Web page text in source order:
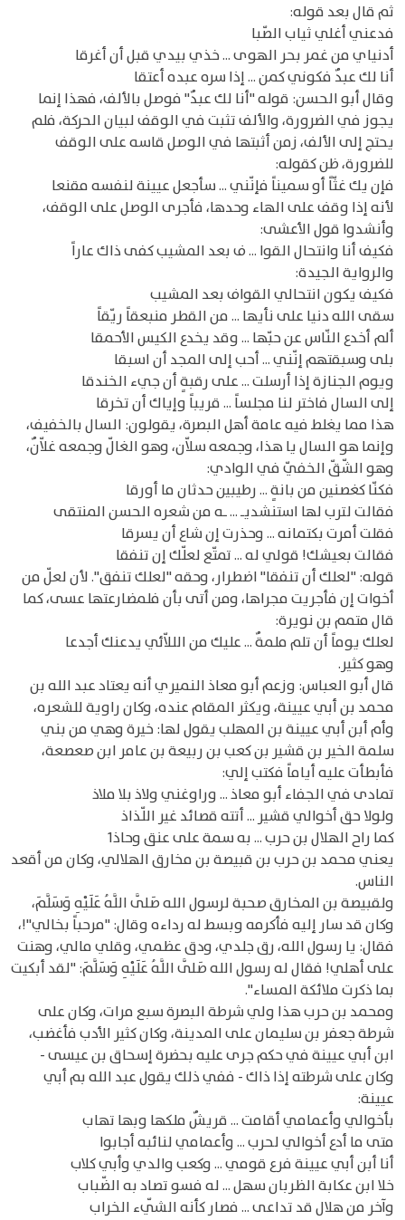
ثم قال بعد قوله:
فدعني أغلي ثياب الصّبا
أدنياي من غمر بحر الهوى ... خذي بيدي قبل أن أغرقا
أنا لك عبدٌ فكوني كمن ... إذا سره عبده أعتقا
وقال أبو الحسن: قوله "أنا لك عبدٌ" فوصل بالألف، فهذا إنما
يجوز في الضرورة، والألف تثبت في الوقف لبيان الحركة، فلم
يحتج إلى الألف، زمن أثبتها في الوصل قاسه على الوقف
للضرورة، ظن كقوله:
فإن يك غثّاً أو سميناً فإنّني ... سأجعل عيينة لنفسه مقنعا
لأنه إذا وقف على الهاء وحدها، فأجرى الوصل على الوقف،
وأنشدوا قول الأعشى:
فكيف أنا وانتحال القوا ... ف بعد المشيب كفى ذاك عاراً
والرواية الجيدة:
فكيف يكون انتحالي القواف بعد المشيب
سقى الله دنيا على نأيها ... من القطر منبعقاً ريّقاً
ألم أخدع النّاس عن حبّها ... وقد يخدع الكيس الأحمقا
بلى وسبقتهم إنّني ... أحب إلى المجد أن اسبقا
ويوم الجنازة إذا أرسلت ... على رقبةٍ أن جيء الخندقا
إلى السال فاختر لنا مجلساً ... قريباً وإياك أن تخرقا
هذا مما يغلط فيه عامة أهل البصرة، يقولون: السال بالخفيف،
وإنما هو السال يا هذا، وجمعه سلاّن، وهو الغالّ وجمعه غلاّنٌ،
وهو الشّقّ الخفيّ في الوادي:
فكنّا كغصنين من بانةٍ ... رطيبين حدثان ما أورقا
فقالت لترب لها استنشديـ ... ـه من شعره الحسن المنتقى
فقلت أمرت بكتمانه ... وحذرت إن شاع أن يسرقا
فقالت بعيشك! قولي له ... تمتّع لعلّك إن تنفقا
قوله: "لعلك أن تنفقا" اضطرار، وحقه "لعلك تنفق". لأن لعلّ من
أخوات إن فأجريت مجراها، ومن أتى بأن فلمضارعتها عسى، كما
قال متمم بن نويرة:
لعلك يوماً أن تلم ملمةٌ ... عليك من الللاّئي يدعنك أجدعا
وهو كثير.
قال أبو العباس: وزعم أبو معاذ النميري أنه يعتاد عبد الله بن
محمد بن أبي عيينة، ويكثر المقام عنده، وكان راوية للشعره،
وأم أبن أبي عيينة بن المهلب يقول لها: خيرة وهي من بني
سلمة الخير بن قشير بن كعب بن ربيعة بن عامر ابن صعصعة،
فأبطأت عليه أياماً فكتب إلي:
تمادى في الجفاء أبو معاذ ... وراوغني ولاذ بلا ملاذ
ولولا حق أخوالي قشير ... أتته قصائد غير اللّذاذ
كما راح الهلال بن حرب ... به سمة على عنق وحاذ1
يعني محمد بن حرب بن قبيصة بن مخارق الهلالي، وكان من أقعد
الناس.
ولقبيصة بن المخارق صحبة لرسول الله صَلَّى اللَّهُ عَلَيْهِ وَسَلَّمَ،
وكان قد سار إليه فأكرمه وبسط له رداءه وقال: "مرحباً بخالي"!،
فقال: يا رسول الله، رق جلدي، ودق عظمي، وقلي مالي، وهنت
على أهلي! فقال له رسول الله صَلَّى اللَّهُ عَلَيْهِ وَسَلَّمَ: "لقد أبكيت
بما ذكرت ملائكة المساء".
ومحمد بن حرب هذا ولي شرطة البصرة سبع مرات، وكان على
شرطة جعفر بن سليمان على المدينة، وكان كثير الأدب فأغضب،
ابن أبي عيينة في حكم جرى عليه بحضرة إسحاق بن عيسى -
وكان على شرطته إذا ذاك - ففي ذلك يقول عبد الله بم أبي
عيينة:
بأخوالي وأعمامي أقامت ... قريشٌ ملكها وبها تهاب
متى ما أدع أخوالي لحرب ... وأعمامي لنائبه أجابوا
أنا أبن أبي عيينة فرع قومي ... وكعب والدي وأبي كلاب
خلا ابن عكابة الظربان سهل ... له فسو تصاد به الضّباب
وآخر من هلال قد تداعى ... فصار كأنه الشّيء الخراب